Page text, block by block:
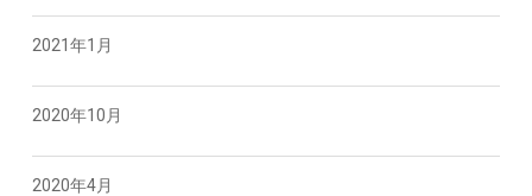
2021年1月
2020年10月
2020年4月